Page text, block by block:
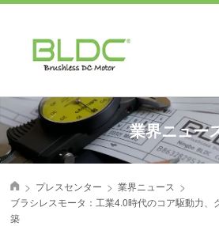
業界ニュー
首页
> プレスセンター > 業界ニュース >
ブラシレスモータ：工業4.0時代のコア駆動力、
築